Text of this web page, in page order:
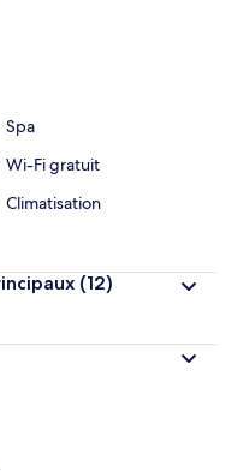
Spa
Wi-Fi gratuit
Climatisation
(12)